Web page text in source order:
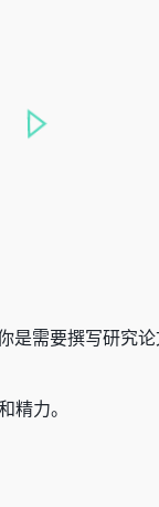
需要撰写研究
精力。